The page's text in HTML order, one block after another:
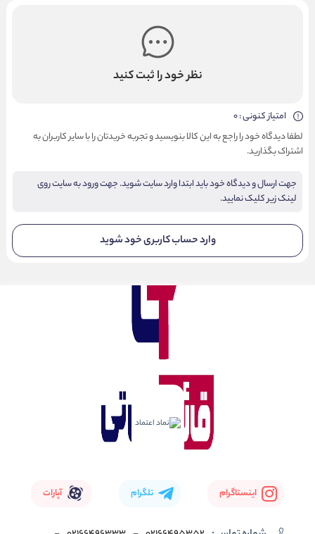
نظر خود را ثبت کنید
امتیاز کنونی : 0
لطفا دیدگاه خود را راجع به این کالا بنویسید و تجربه خریدتان را با سایر کاربران به
اشتراک بگذارید.
جهت ارسال و دیدگاه خود باید ابتدا وارد سایت شوید. جهت ورود به سایت روی
لینک زیر کلیک نمایید.
وارد حساب کاربری خود شوید
اینستاگرام تلگرام آپارات